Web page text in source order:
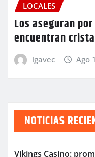
LOCALES
Los aseguran
encuentran
igavec Ago
NOTICIAS
Vikings Casino: